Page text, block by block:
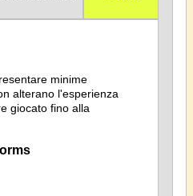
minime
alterano l'esperienza
giocato fino alla